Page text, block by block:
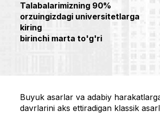
Talabalarimizning 90%
orzuingizdagi universitetlarga
kiring
birinchi marta to'g'ri
Buyuk asarlar va adabiy
davrlarini aks ettiradigan klassik